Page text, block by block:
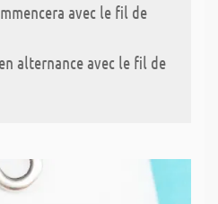
avec le fil de
alternance avec le fil de